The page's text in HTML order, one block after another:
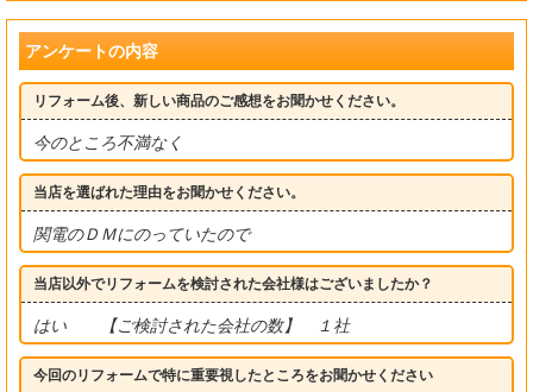
アンケートの内容
リフォーム後、新しい商品のご感想をお聞かせください。
今のところ不満なく
当店を選ばれた理由をお聞かせください。
関電のＤＭにのっていたので
当店以外でリフォームを検討された会社様はございましたか？
はい 【ご検討された会社の数】 １社
今回のリフォームで特に重要視したところをお聞かせください